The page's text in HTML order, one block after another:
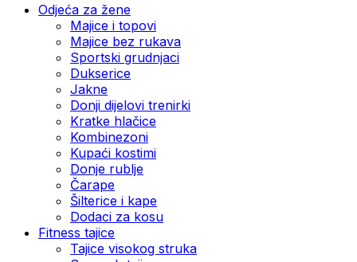
Odjeća za žene
Majice i topovi
Majice bez rukava
Sportski grudnjaci
Dukserice
Jakne
Donji dijelovi trenirki
Kratke hlačice
Kombinezoni
Kupaći kostimi
Donje rublje
Čarape
Šilterice i kape
Dodaci za kosu
Fitness tajice
Tajice visokog struka